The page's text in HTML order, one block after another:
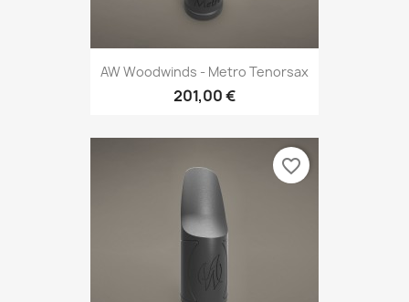
AW Woodwinds - Metro Tenorsax
201,00 €
favorite_border